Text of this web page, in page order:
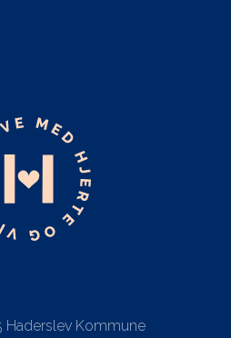
Haderslev Kommune